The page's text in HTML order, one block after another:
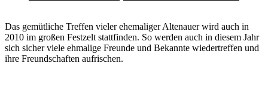
Das gemütliche Treffen vieler ehemaliger Altenauer wird auch in
2010 im großen Festzelt stattfinden. So werden auch in diesem Jahr
sich sicher viele ehmalige Freunde und Bekannte wiedertreffen und
ihre Freundschaften aufrischen.